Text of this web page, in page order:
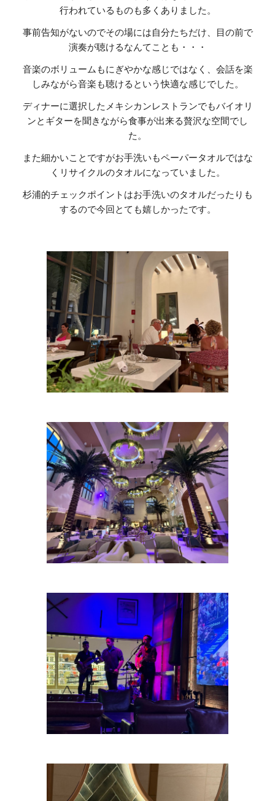
行われているものも多くありました。
事前告知がないのでその場には自分たちだけ、目の前で
演奏が聴けるなんてことも・・・
音楽のボリュームもにぎやかな感じではなく、会話を楽
しみながら音楽も聴けるという快適な感じでした。
ディナーに選択したメキシカンレストランでもバイオリ
ンとギターを聞きながら食事が出来る贅沢な空間でし
た。
また細かいことですがお手洗いもペーパータオルではな
くリサイクルのタオルになっていました。
杉浦的チェックポイントはお手洗いのタオルだったりも
するので今回とても嬉しかったです。